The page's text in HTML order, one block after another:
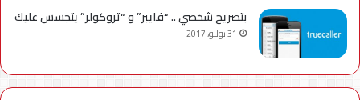
بتصريح شخصي .. “فايبر” و “تروكولر” يتجسس عليك
31 يوليو، 2017